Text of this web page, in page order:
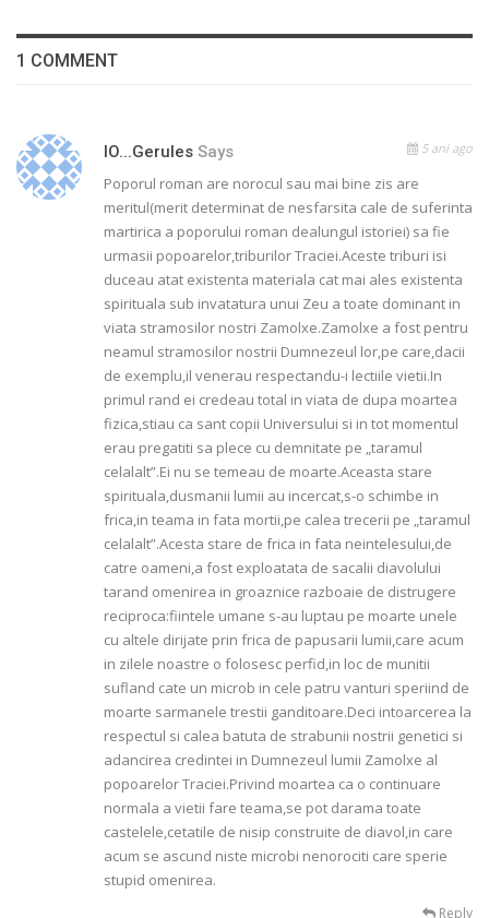
1 COMMENT
IO...gerules Says 5 ani ago
Poporul roman are norocul sau mai bine zis are
meritul(merit determinat de nesfarsita cale de suferinta
martirica a poporului roman dealungul istoriei) sa fie
urmasii popoarelor,triburilor Traciei.Aceste triburi isi
duceau atat existenta materiala cat mai ales existenta
spirituala sub invatatura unui Zeu a toate dominant in
viata stramosilor nostri Zamolxe.Zamolxe a fost pentru
neamul stramosilor nostrii Dumnezeul lor,pe care,dacii
de exemplu,il venerau respectandu-i lectiile vietii.In
primul rand ei credeau total in viata de dupa moartea
fizica,stiau ca sant copii Universului si in tot momentul
erau pregatiti sa plece cu demnitate pe „taramul
celalalt”.Ei nu se temeau de moarte.Aceasta stare
spirituala,dusmanii lumii au incercat,s-o schimbe in
frica,in teama in fata mortii,pe calea trecerii pe „taramul
celalalt”.Acesta stare de frica in fata neintelesului,de
catre oameni,a fost exploatata de sacalii diavolului
tarand omenirea in groaznice razboaie de distrugere
reciproca:fiintele umane s-au luptau pe moarte unele
cu altele dirijate prin frica de papusarii lumii,care acum
in zilele noastre o folosesc perfid,in loc de munitii
sufland cate un microb in cele patru vanturi speriind de
moarte sarmanele trestii ganditoare.Deci intoarcerea la
respectul si calea batuta de strabunii nostrii genetici si
adancirea credintei in Dumnezeul lumii Zamolxe al
popoarelor Traciei.Privind moartea ca o continuare
normala a vietii fare teama,se pot darama toate
castelele,cetatile de nisip construite de diavol,in care
acum se ascund niste microbi nenorociti care sperie
stupid omenirea.
Reply